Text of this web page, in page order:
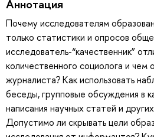
Аннотация
Почему исследователям
только статистики и опросов
исследователь-“качественник”
количественного социолога и чем
журналиста? Как использовать
беседы, групповые обсуждения в
написания научных статей и
Допустимо ли скрывать цели